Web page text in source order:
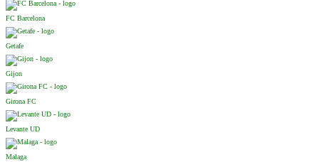
FC Barcelona
Getafe
Gijon
Girona FC
Levante UD
Malaga